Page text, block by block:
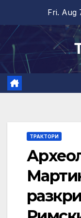
content
Fri. Aug
ТРАКТОРИ